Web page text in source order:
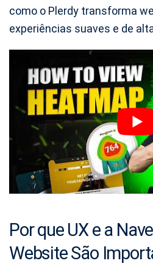
como o Plerdy transforma
experiências suaves e de
Por que UX e a
Website São